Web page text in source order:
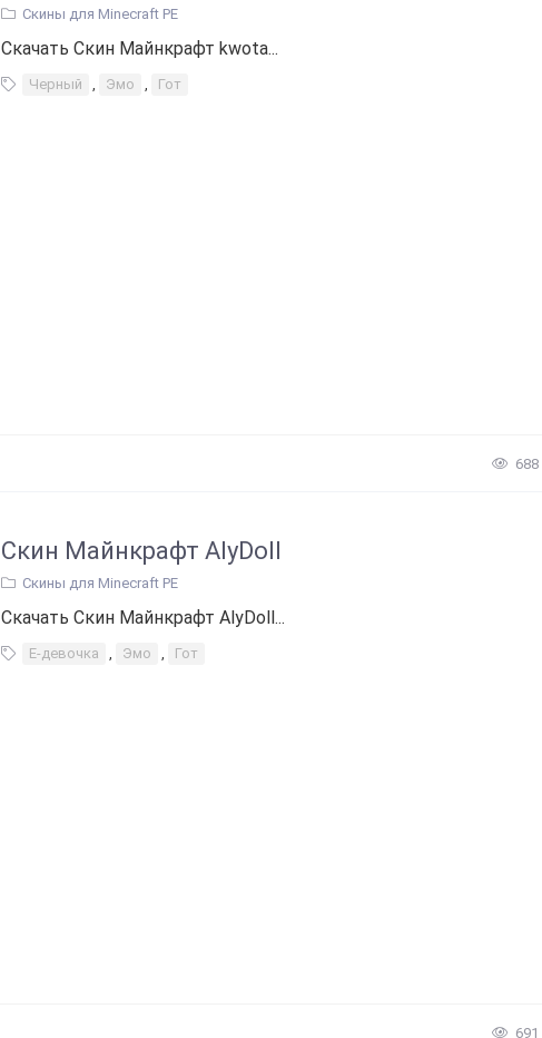
Скины для Minecraft PE
Скачать Скин Майнкрафт kwota...
Черный , Эмо , Гот
688
Скин Майнкрафт AlyDoll
Скины для Minecraft PE
Скачать Скин Майнкрафт AlyDoll...
Е-девочка , Эмо , Гот
691